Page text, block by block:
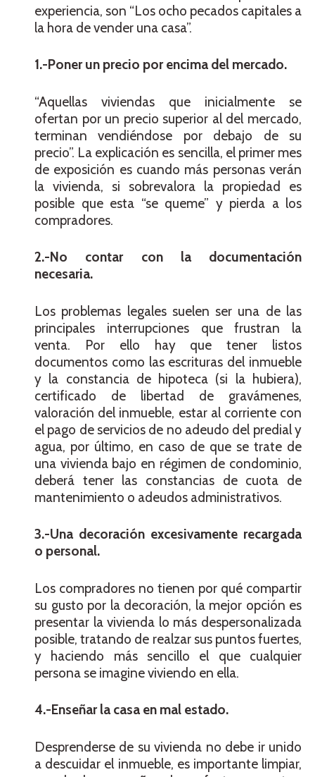
experiencia, son “Los ocho pecados capitales a
la hora de vender una casa”.
1.-Poner un precio por encima del mercado.
“Aquellas viviendas que inicialmente se
ofertan por un precio superior al del mercado,
terminan vendiéndose por debajo de su
precio”. La explicación es sencilla, el primer mes
de exposición es cuando más personas verán
la vivienda, si sobrevalora la propiedad es
posible que esta “se queme” y pierda a los
compradores.
2.-No contar con la documentación
necesaria.
Los problemas legales suelen ser una de las
principales interrupciones que frustran la
venta. Por ello hay que tener listos
documentos como las escrituras del inmueble
y la constancia de hipoteca (si la hubiera),
certificado de libertad de gravámenes,
valoración del inmueble, estar al corriente con
el pago de servicios de no adeudo del predial y
agua, por último, en caso de que se trate de
una vivienda bajo en régimen de condominio,
deberá tener las constancias de cuota de
mantenimiento o adeudos administrativos.
3.-Una decoración excesivamente recargada
o personal.
Los compradores no tienen por qué compartir
su gusto por la decoración, la mejor opción es
presentar la vivienda lo más despersonalizada
posible, tratando de realzar sus puntos fuertes,
y haciendo más sencillo el que cualquier
persona se imagine viviendo en ella.
4.-Enseñar la casa en mal estado.
Desprenderse de su vivienda no debe ir unido
a descuidar el inmueble, es importante limpiar,